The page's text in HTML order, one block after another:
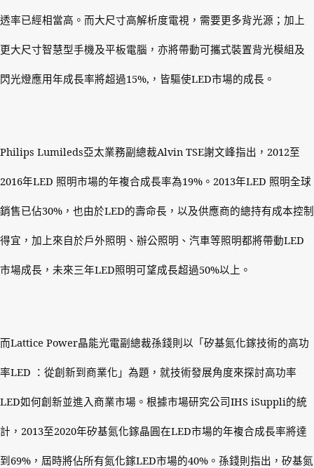
透率已經相當高。而大尺寸高解析度電視，需要更多背光源；加上
更大尺寸智慧型手機及平板電腦，亦將帶動可攜式裝置背光模組及
閃光燈應用年成長率將超過15%, ，皆驅使LED市場的成長。
Philips Lumileds亞太業務副總裁Alvin TSE謝文峰指出， 2012至
2016年LED 照明市場的年複合成長率為19% 。 2013年LED 照明全球
銷售已佔30% ，也由於LED的壽命長，以及供應商的總持有成本控制
得宜，加上來自於戶外照明、辦公照明、汽車等照明都將帶動LED
市場成長，未來三年LED照明可望成長超過50%以上。
而Lattice Power晶能光電副總裁孫錢則以「矽基氮化鎵技術的高功
率LED ：從創新到商業化」為題，就技術發展角度來探討高功率
LED如何創新並進入商業市場。根據市場研究公司IHS iSuppli的統
計， 2013至2020年矽基氮化鎵晶圓在LED市場的年複合成長率將達
到69% ，屆時將佔所有氮化鎵LED市場的40% 。孫錢則指出，矽基氮